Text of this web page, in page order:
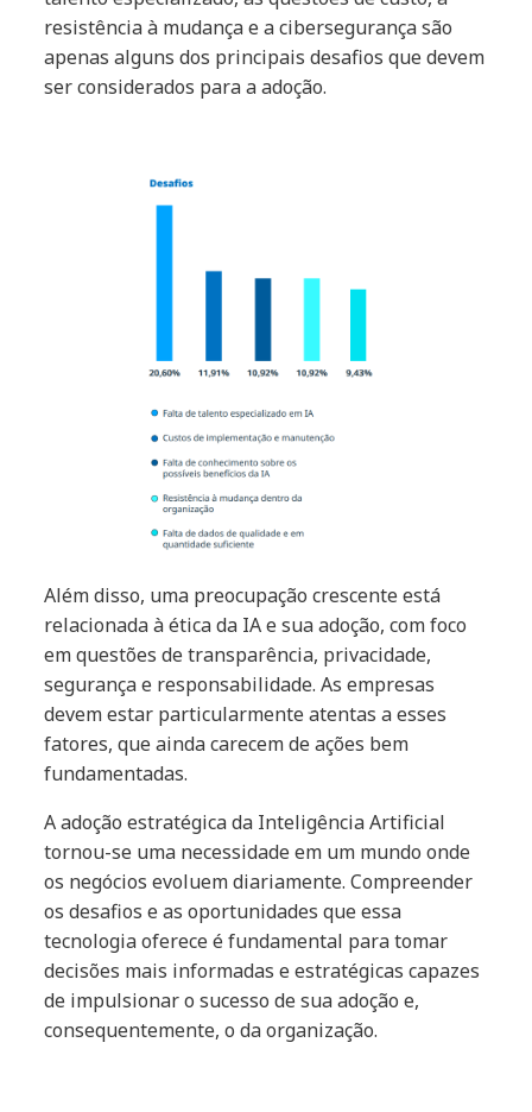
resistência à mudança e a cibersegurança são
apenas alguns dos principais desafios que devem
ser considerados para a adoção.
Além disso, uma preocupação crescente está
relacionada à ética da IA e sua adoção, com foco
em questões de transparência, privacidade,
segurança e responsabilidade. As empresas
devem estar particularmente atentas a esses
fatores, que ainda carecem de ações bem
fundamentadas.
A adoção estratégica da Inteligência Artificial
tornou-se uma necessidade em um mundo onde
os negócios evoluem diariamente. Compreender
os desafios e as oportunidades que essa
tecnologia oferece é fundamental para tomar
decisões mais informadas e estratégicas capazes
de impulsionar o sucesso de sua adoção e,
consequentemente, o da organização.